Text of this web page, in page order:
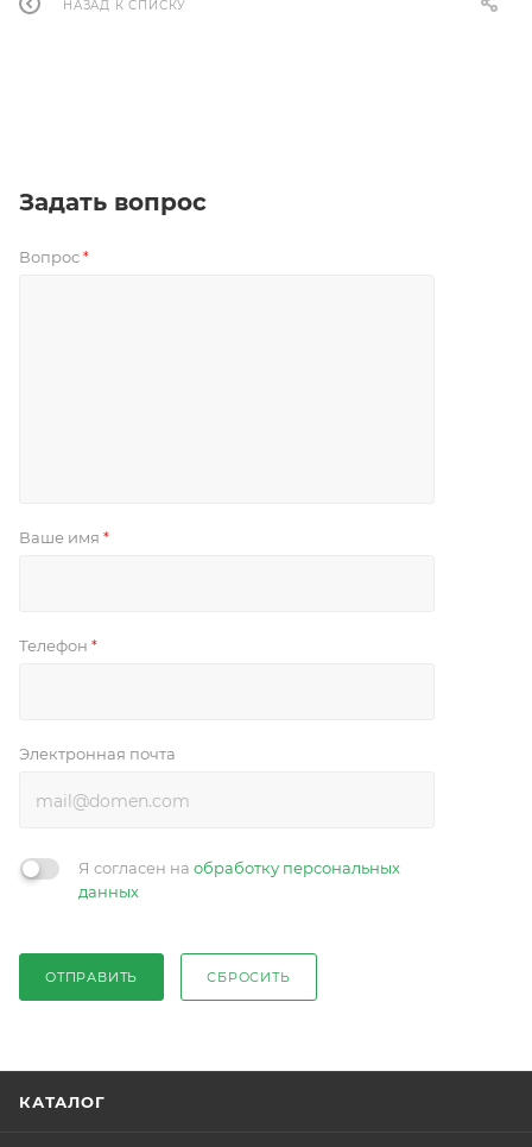
НАЗАД К СПИСКУ
Задать вопрос
Вопрос *
Ваше имя *
Телефон *
Электронная почта
Я согласен на обработку персональных
данных
ОТПРАВИТЬ СБРОСИТЬ
КАТАЛОГ